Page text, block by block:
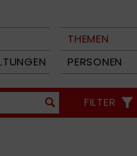
THEMEN
PERSONEN
FILTER